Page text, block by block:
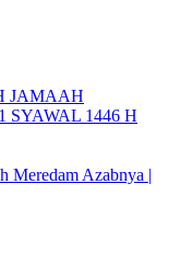
JAMAAH
1446 H
Meredam Azabnya |